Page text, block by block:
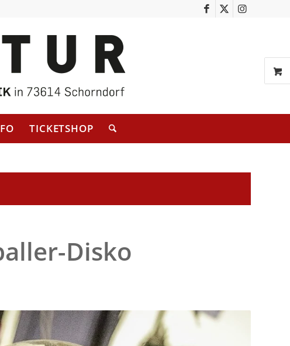
TICKETSHOP
Disko